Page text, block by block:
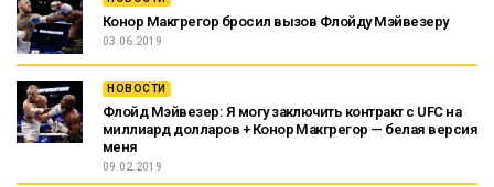
Конор Макгрегор бросил вызов Флойду Мэйвезеру
03.06.2019
НОВОСТИ
Флойд Мэйвезер: Я могу заключить контракт с UFC на
миллиард долларов + Конор Макгрегор — белая версия
меня
09.02.2019